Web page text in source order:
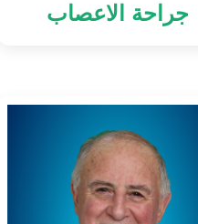
جراحة الاعصاب